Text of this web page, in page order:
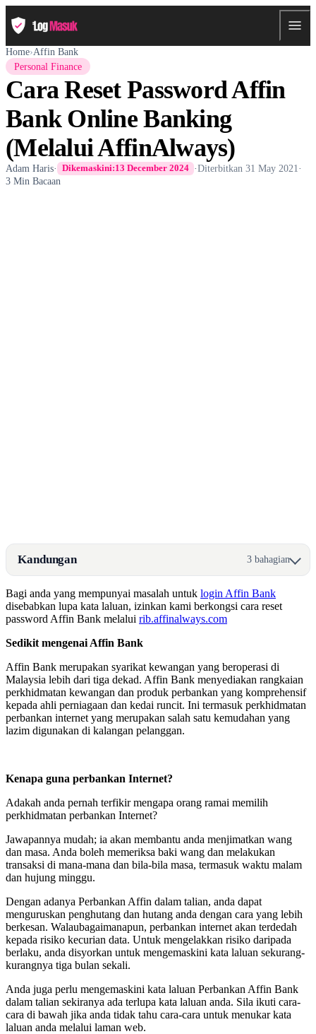
Home›Affin Bank
Personal Finance
Cara Reset Password Affin
Bank Online Banking
(Melalui AffinAlways)
Adam Haris· Dikemaskini:13 December 2024 ·Diterbitkan31 May 2021·
3 Min Bacaan
Kandungan 3 bahagian
Bagi anda yang mempunyai masalah untuk login Affin Bank
disebabkan lupa kata laluan, izinkan kami berkongsi cara reset
password Affin Bank melalui rib.affinalways.com
Sedikit mengenai Affin Bank
Affin Bank merupakan syarikat kewangan yang beroperasi di
Malaysia lebih dari tiga dekad. Affin Bank menyediakan rangkaian
perkhidmatan kewangan dan produk perbankan yang komprehensif
kepada ahli perniagaan dan kedai runcit. Ini termasuk perkhidmatan
perbankan internet yang merupakan salah satu kemudahan yang
lazim digunakan di kalangan pelanggan.
Kenapa guna perbankan Internet?
Adakah anda pernah terfikir mengapa orang ramai memilih
perkhidmatan perbankan Internet?
Jawapannya mudah; ia akan membantu anda menjimatkan wang
dan masa. Anda boleh memeriksa baki wang dan melakukan
transaksi di mana-mana dan bila-bila masa, termasuk waktu malam
dan hujung minggu.
Dengan adanya Perbankan Affin dalam talian, anda dapat
menguruskan penghutang dan hutang anda dengan cara yang lebih
berkesan. Walaubagaimanapun, perbankan internet akan terdedah
kepada risiko kecurian data. Untuk mengelakkan risiko daripada
berlaku, anda disyorkan untuk mengemaskini kata laluan sekurang-
kurangnya tiga bulan sekali.
Anda juga perlu mengemaskini kata laluan Perbankan Affin Bank
dalam talian sekiranya ada terlupa kata laluan anda. Sila ikuti cara-
cara di bawah jika anda tidak tahu cara-cara untuk menukar kata
laluan anda melalui laman web.